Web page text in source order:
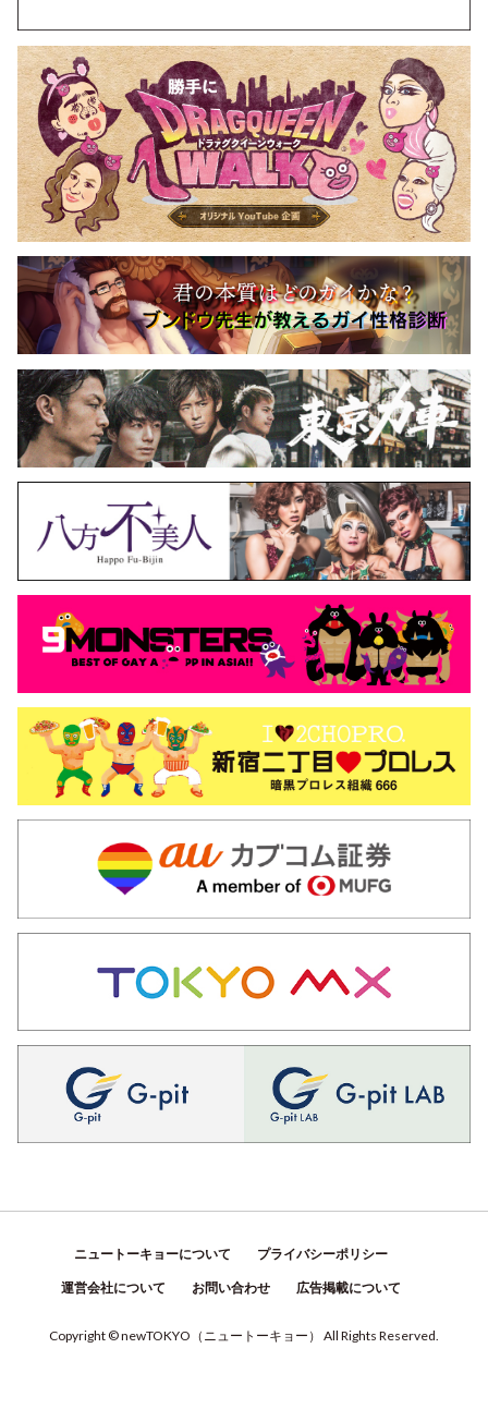
ニュートーキョーについて プライバシーポリシー
運営会社について お問い合わせ 広告掲載について
Copyright © newTOKYO （ ニュートーキョー ） All Rights Reserved.